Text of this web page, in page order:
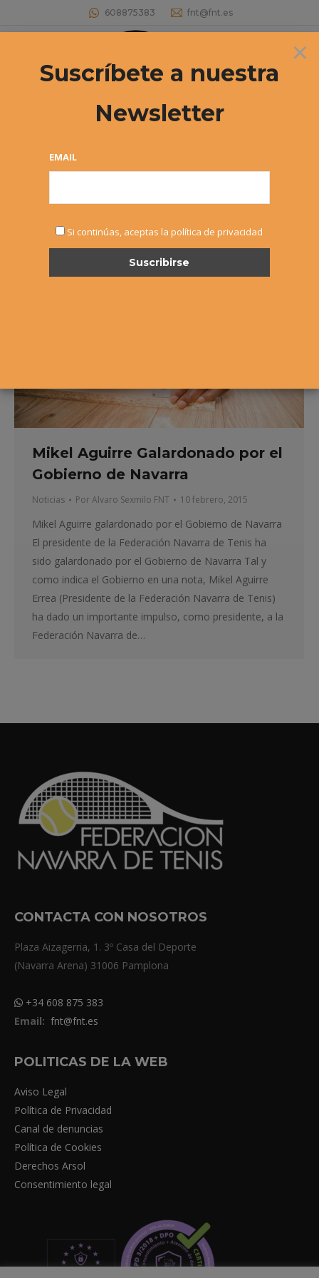
608875383 fnt@fnt.es
Buscar:
Archivos de etiqueta:José Miguel
Mikel Aguirre Galardonado por el
Gobierno de Navarra
Noticias PorAlvaro Sexmilo FNT 10 febrero, 2015
Mikel Aguirre galardonado por el Gobierno de Navarra
El presidente de la Federación Navarra de Tenis ha
sido galardonado por el Gobierno de Navarra Tal y
como indica el Gobierno en una nota, Mikel Aguirre
Errea (Presidente de la Federación Navarra de Tenis)
ha dado un importante impulso, como presidente, a la
Federación Navarra de…
CONTACTA CON NOSOTROS
Plaza Aizagerria, 1. 3º Casa del Deporte
(Navarra Arena) 31006 Pamplona
+34 608 875 383
Email: fnt@fnt.es
POLITICAS DE LA WEB
Aviso Legal
Política de Privacidad
Canal de denuncias
Política de Cookies
Derechos Arsol
Consentimiento legal
×
Suscríbete a nuestra
Newsletter
EMAIL
Si continúas, aceptas la política de privacidad